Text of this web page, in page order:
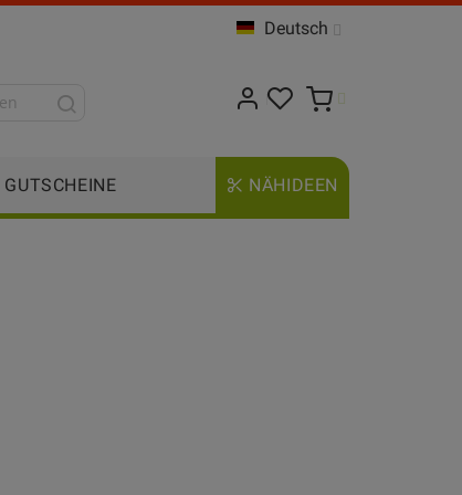
Deutsch
GUTSCHEINE NÄHIDEEN